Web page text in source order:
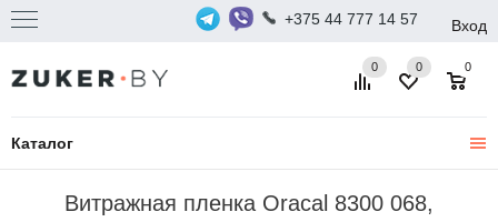
+375 44 777 14 57 Вход
Каталог
0 0
0
Витражная пленка Oracal 8300 068,